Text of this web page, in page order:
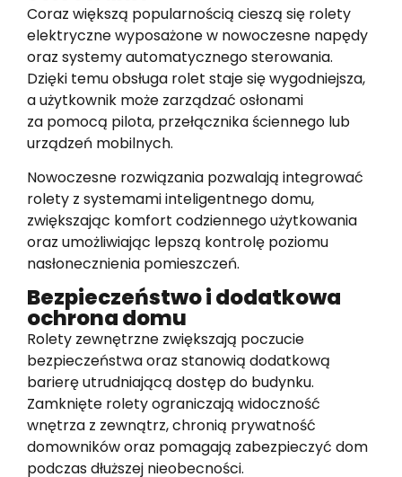
Coraz większą popularnością cieszą się rolety
elektryczne wyposażone w nowoczesne napędy
oraz systemy automatycznego sterowania.
Dzięki temu obsługa rolet staje się wygodniejsza,
a użytkownik może zarządzać osłonami
za pomocą pilota, przełącznika ściennego lub
urządzeń mobilnych.
Nowoczesne rozwiązania pozwalają integrować
rolety z systemami inteligentnego domu,
zwiększając komfort codziennego użytkowania
oraz umożliwiając lepszą kontrolę poziomu
nasłonecznienia pomieszczeń.
Bezpieczeństwo i dodatkowa
ochrona domu
Rolety zewnętrzne zwiększają poczucie
bezpieczeństwa oraz stanowią dodatkową
barierę utrudniającą dostęp do budynku.
Zamknięte rolety ograniczają widoczność
wnętrza z zewnątrz, chronią prywatność
domowników oraz pomagają zabezpieczyć dom
podczas dłuższej nieobecności.